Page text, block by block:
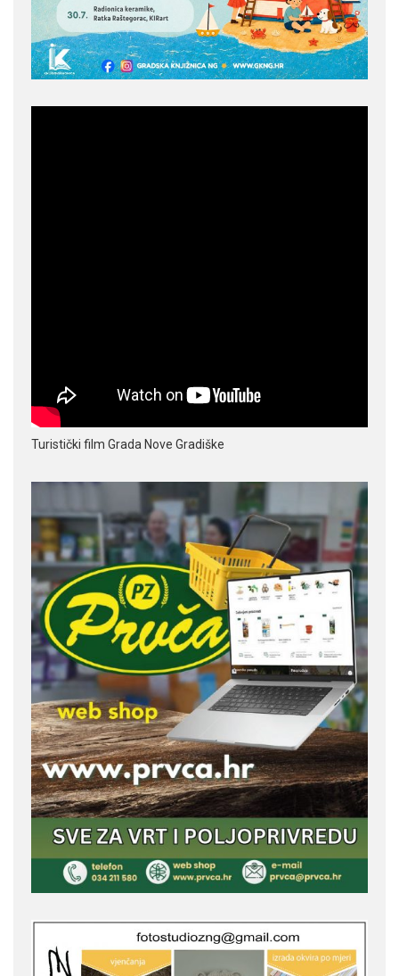
Turistički film Grada Nove Gradiške